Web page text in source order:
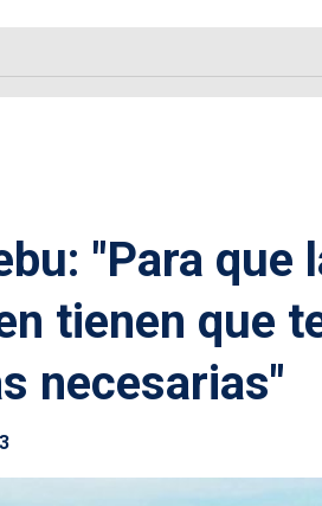
"Para
tienen que
necesarias"